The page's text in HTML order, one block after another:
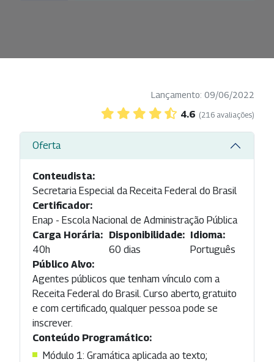
Lançamento: 09/06/2022
4.6 (216 avaliações)
Oferta
Conteudista:
Secretaria Especial da Receita Federal do Brasil
Certificador:
Enap - Escola Nacional de Administração Pública
Carga Horária:
40h
Disponibilidade:
60 dias
Idioma:
Português
Público Alvo:
Agentes públicos que tenham vínculo com a
Receita Federal do Brasil. Curso aberto, gratuito
e com certificado, qualquer pessoa pode se
inscrever.
Conteúdo Programático:
Módulo 1: Gramática aplicada ao texto;